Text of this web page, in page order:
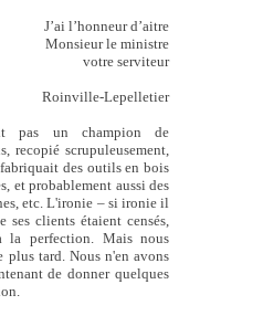
J’ai l’honneur d’aitre
Monsieur le ministre
votre serviteur
Roinville-Lepelletier
pas un champion de
recopié scrupuleusement,
des outils en bois
et probablement aussi des
etc. L'ironie – si ironie il
clients étaient censés,
la perfection. Mais nous
plus tard. Nous n'en avons
de donner quelques